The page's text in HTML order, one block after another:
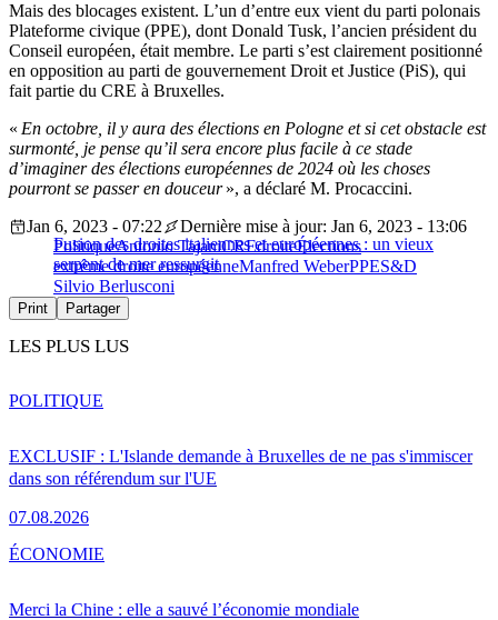
Mais des blocages existent. L’un d’entre eux vient du parti polonais
Plateforme civique (PPE), dont Donald Tusk, l’ancien président du
Conseil européen, était membre. Le parti s’est clairement positionné
en opposition au parti de gouvernement Droit et Justice (PiS), qui
fait partie du CRE à Bruxelles.
« En octobre, il y aura des élections en Pologne et si cet obstacle est
surmonté, je pense qu’il sera encore plus facile à ce stade
d’imaginer des élections européennes de 2024 où les choses
pourront se passer en douceur», a déclaré M. Procaccini.
Fusion des droites italiennes et européennes : un vieux
serpent de mer ressurgit
Jan 6, 2023 - 07:22
Dernière mise à jour: Jan 6, 2023 - 13:06
PolitiqueAntonio TajaniCREdroiteÉlections
extrême droite européenneManfred WeberPPES&D
Silvio Berlusconi
Print Partager
LES PLUS LUS
EXCLUSIF : L'Islande demande à Bruxelles de ne pas s'immiscer
dans son référendum sur l'UE
07.08.2026
POLITIQUE
Merci la Chine : elle a sauvé l’économie mondiale
ÉCONOMIE